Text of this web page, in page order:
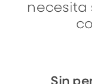
necesita